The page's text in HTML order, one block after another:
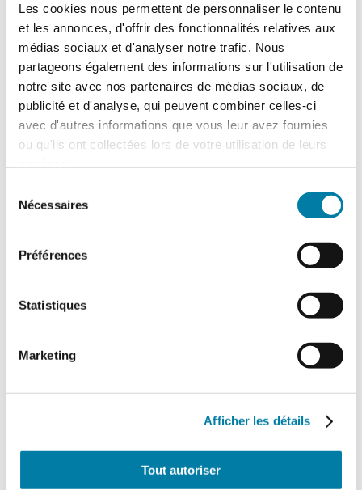
Les cookies nous permettent de personnaliser le contenu
et les annonces, d'offrir des fonctionnalités relatives aux
médias sociaux et d'analyser notre trafic. Nous
partageons également des informations sur l'utilisation de
notre site avec nos partenaires de médias sociaux, de
publicité et d'analyse, qui peuvent combiner celles-ci
avec d'autres informations que vous leur avez fournies
ou qu'ils ont collectées lors de votre utilisation de leurs
Nécessaires
Préférences
Statistiques
Marketing
Afficher les détails
Tout autoriser
En savoir plus
Lire l’arrêté du 27 mai 2025relatif à la
détermination des seuils de vigilance
pour canicule sur le site de Légifrance.
Lire le décret n° 2025-482 du 27 mai
2025 relatif à la protection des
travailleurs contre les risques liés à la
Vidéosurveillance algorithmique »(juillet-août